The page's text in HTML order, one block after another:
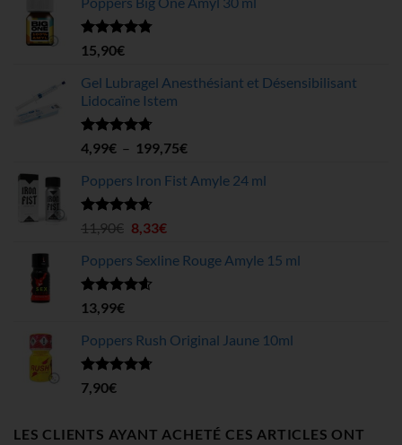
Note4.78
sur 5
15,90€
Gel Lubragel Anesthésiant et Désensibilisant
Lidocaïne Istem
Note4.70
sur 5
4,99€ – 199,75€Plage
prix :
Poppers Iron Fist Amyle 24 ml
Note4.63
11,90€ Le
initial
était :
8,33€Le
actuel
Poppers Sexline Rouge Amyle 15 ml
Note4.58
sur 5
13,99€
Poppers Rush Original Jaune 10ml
Note4.67
sur 5
7,90€
LES CLIENTS AYANT ACHETÉ CES ARTICLES ONT